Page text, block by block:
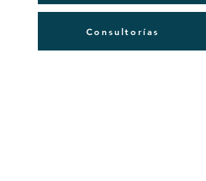
Consultorías